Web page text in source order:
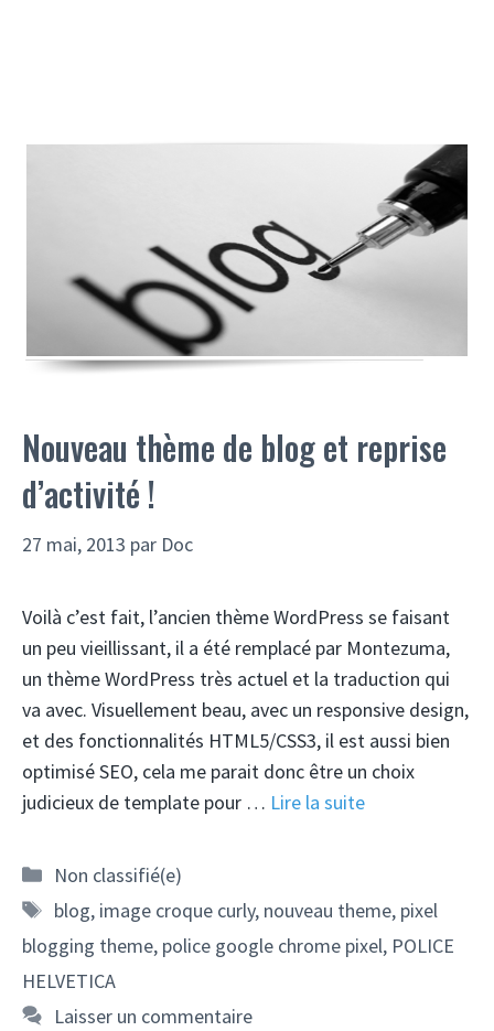
Nouveau thème de blog et reprise
d’activité !
27 mai, 2013 par Doc
Voilà c’est fait, l’ancien thème WordPress se faisant
un peu vieillissant, il a été remplacé par Montezuma,
un thème WordPress très actuel et la traduction qui
va avec. Visuellement beau, avec un responsive design,
et des fonctionnalités HTML5/CSS3, il est aussi bien
optimisé SEO, cela me parait donc être un choix
judicieux de template pour … Lire la suite
Catégories
Non classifié(e)
Étiquettes
blog, image croque curly, nouveau theme, pixel
blogging theme, police google chrome pixel, POLICE
HELVETICA
Laisser un commentaire